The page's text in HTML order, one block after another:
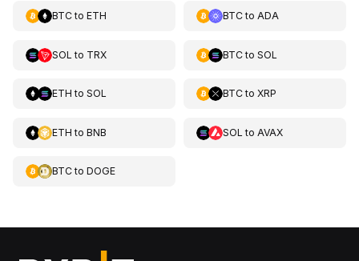
BTCto ETH BTCto ADA
SOL to TRX BTCto SOL
ETH to SOL BTCto XRP
ETH to BNB SOL to AVAX
BTCto DOGE